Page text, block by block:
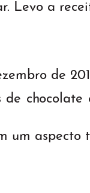
Levo a
de
de chocolate
um aspecto